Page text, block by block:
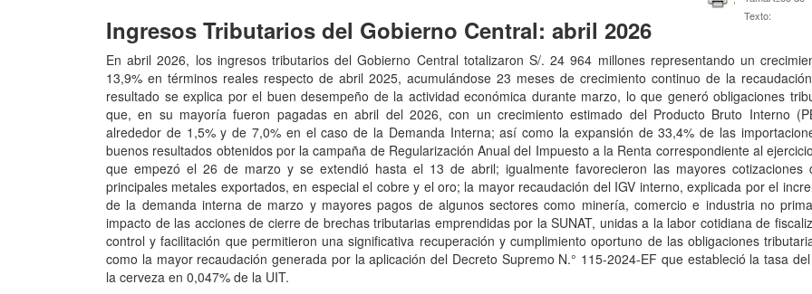
Texto:
Ingresos Tributarios del Gobierno Central: abril 2026
En abril 2026, los ingresos tributarios del Gobierno Central totalizaron S/. 24 964 millones representando un
13,9% en términos reales respecto de abril 2025, acumulándose 23 meses de crecimiento continuo de la
resultado se explica por el buen desempeño de la actividad económica durante marzo, lo que generó obligaciones
que, en su mayoría fueron pagadas en abril del 2026, con un crecimiento estimado del Producto Bruto Interno
alrededor de 1,5% y de 7,0% en el caso de la Demanda Interna; así como la expansión de 33,4% de las
buenos resultados obtenidos por la campaña de Regularización Anual del Impuesto a la Renta correspondiente al
que empezó el 26 de marzo y se extendió hasta el 13 de abril; igualmente favorecieron las mayores cotizaciones
principales metales exportados, en especial el cobre y el oro; la mayor recaudación del IGV interno, explicada por el
de la demanda interna de marzo y mayores pagos de algunos sectores como minería, comercio e industria no
impacto de las acciones de cierre de brechas tributarias emprendidas por la SUNAT, unidas a la labor cotidiana de
control y facilitación que permitieron una significativa recuperación y cumplimiento oportuno de las obligaciones
como la mayor recaudación generada por la aplicación del Decreto Supremo N.° 115-2024-EF que estableció la tasa
la cerveza en 0,047% de la UIT.